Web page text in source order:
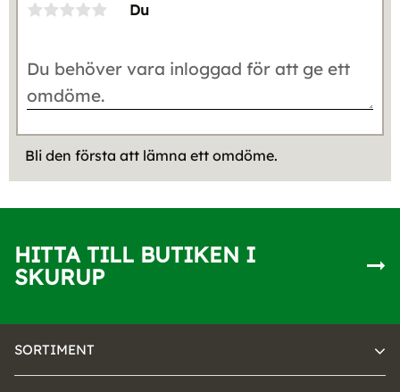
Du
Bli den första att lämna ett omdöme.
HITTA TILL BUTIKEN I
SKURUP
SORTIMENT